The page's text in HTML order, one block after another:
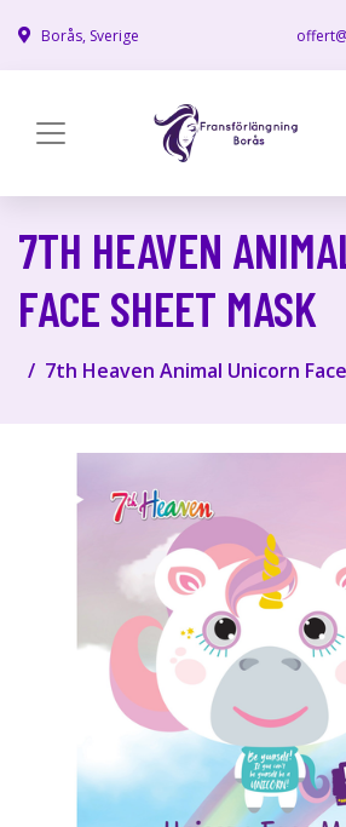
Borås, Sverige
7TH HEAVEN
FACE SHEET MASK
7th Heaven Animal Unicorn